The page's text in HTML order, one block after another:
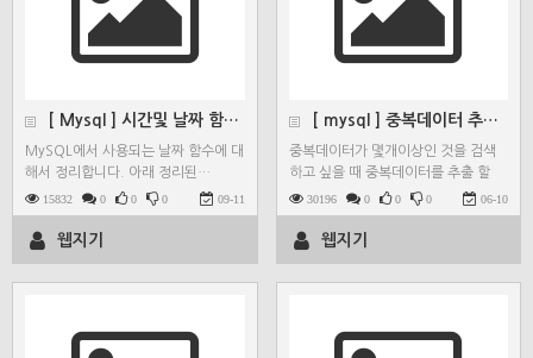
[ Mysql ] 시간및 날짜 함수 정리
MySQL에서 사용되는 날짜 함수에 대
해서 정리합니다. 아래 정리된…
15832 0 0 0 09-11
웹지기
[ mysql ] 중복데이터 추출 할 때 group b…
중복데이터가 몇개이상인 것을 검색
하고 싶을 때 중복데이터를 추출 할
때…30196 0 0 0 06-10
웹지기